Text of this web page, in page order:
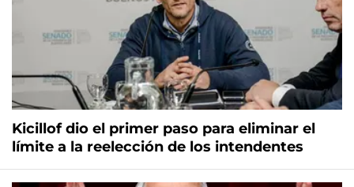
Kicillof dio el primer paso para eliminar el
límite a la reelección de los intendentes